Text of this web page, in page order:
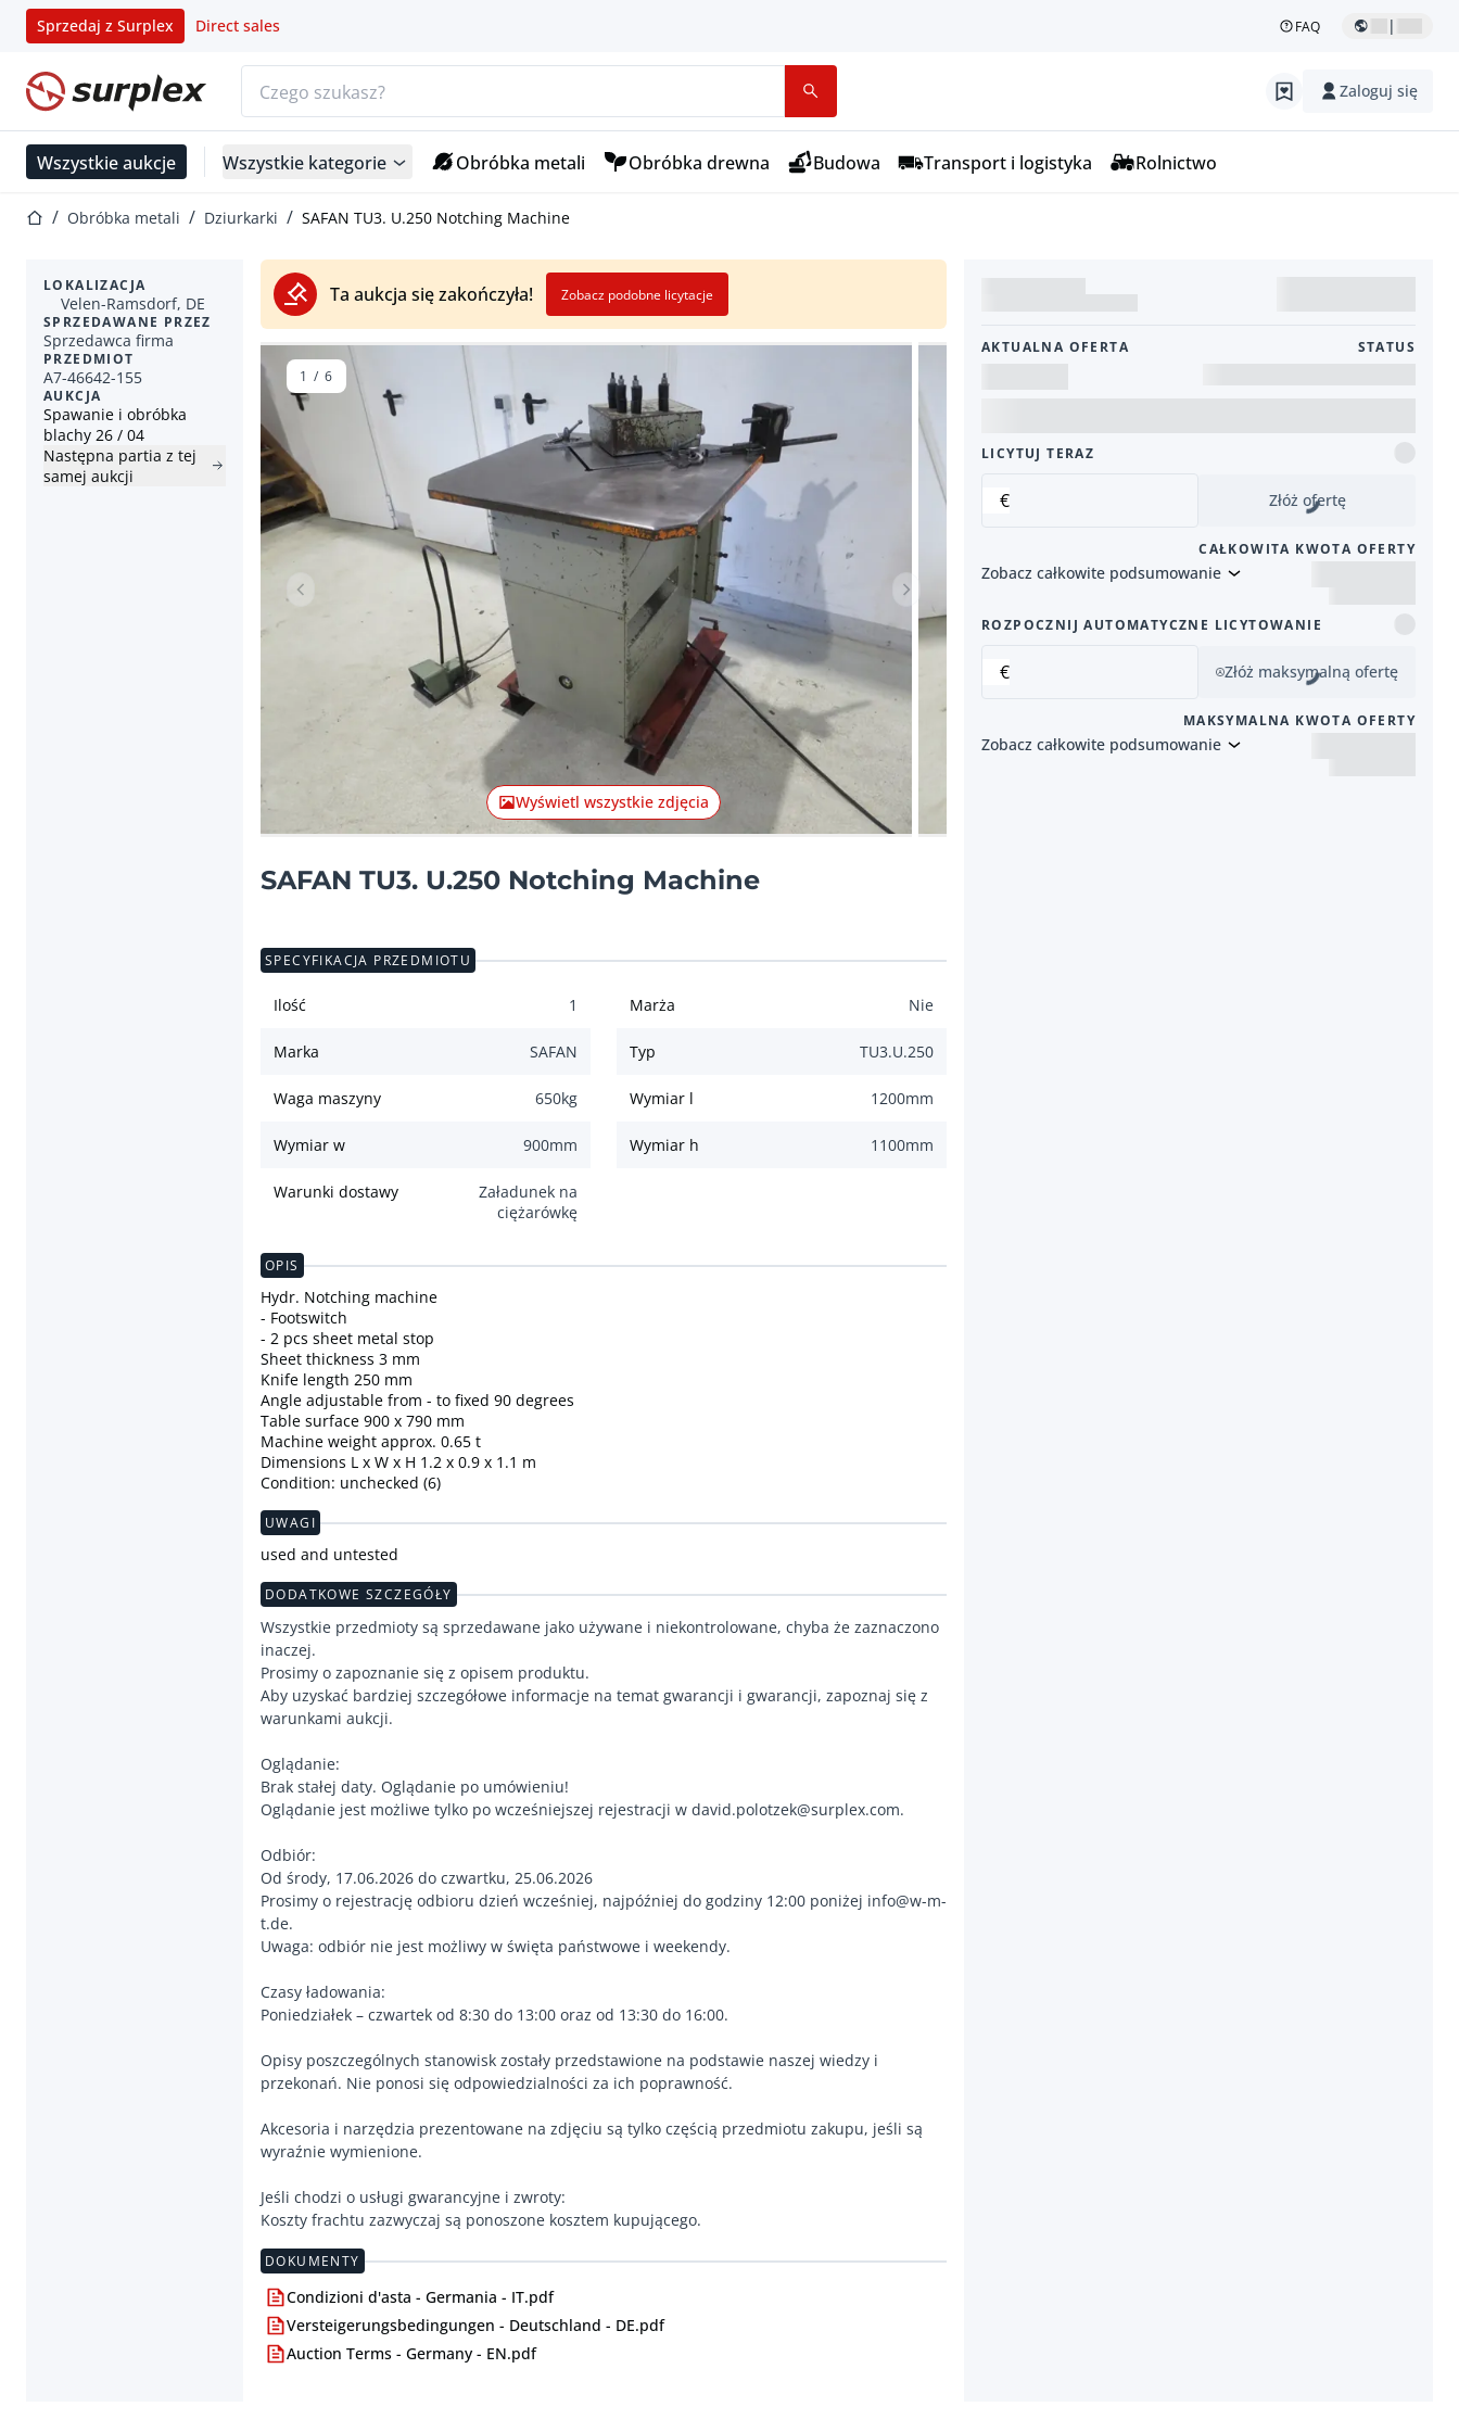
Sprzedaj z Surplex Direct sales FAQ |
Strona główna Zaloguj się
Wszystkie aukcje Wszystkie kategorie Obróbka metali Obróbka drewna Budowa Transport i logistyka Rolnictwo
Strona główna
Obróbka metali Dziurkarki SAFAN TU3. U.250 Notching Machine
Ta aukcja się zakończyła! Zobacz podobne licytacje
LOKALIZACJA
Velen-Ramsdorf, DE
SPRZEDAWANE PRZEZ
Sprzedawca firma
PRZEDMIOT
A7-46642-155
AUKCJA
Spawanie i obróbka
blachy 26 / 04
Następna partia z tej
samej aukcji
Poprzednia pozycja Następna pozycja
Wyświetl wszystkie zdjęcia
1 / 6
SAFAN TU3. U.250 Notching Machine
AKTUALNA OFERTA STATUS
LICYTUJ TERAZ
€ Złóż ofertę
CAŁKOWITA KWOTA OFERTY
Zobacz całkowite podsumowanie
ROZPOCZNIJ AUTOMATYCZNE LICYTOWANIE
€ Złóż maksymalną ofertę
MAKSYMALNA KWOTA OFERTY
Zobacz całkowite podsumowanie
SPECYFIKACJA PRZEDMIOTU
Ilość 1 Marża Nie
Marka SAFAN Typ TU3.U.250
Waga maszyny 650kg Wymiar l 1200mm
Wymiar w 900mm Wymiar h 1100mm
Warunki dostawy
Załadunek na
ciężarówkę
OPIS
Hydr. Notching machine
- Footswitch
- 2 pcs sheet metal stop
Sheet thickness 3 mm
Knife length 250 mm
Angle adjustable from - to fixed 90 degrees
Table surface 900 x 790 mm
Machine weight approx. 0.65 t
Dimensions L x W x H 1.2 x 0.9 x 1.1 m
Condition: unchecked (6)
UWAGI
used and untested
DODATKOWE SZCZEGÓŁY
Wszystkie przedmioty są sprzedawane jako używane i niekontrolowane, chyba że zaznaczono
inaczej.
Prosimy o zapoznanie się z opisem produktu.
Aby uzyskać bardziej szczegółowe informacje na temat gwarancji i gwarancji, zapoznaj się z
warunkami aukcji.
Oglądanie:
Brak stałej daty. Oglądanie po umówieniu!
Oglądanie jest możliwe tylko po wcześniejszej rejestracji w david.polotzek@surplex.com.
Odbiór:
Od środy, 17.06.2026 do czwartku, 25.06.2026
Prosimy o rejestrację odbioru dzień wcześniej, najpóźniej do godziny 12:00 poniżej info@w-m-
t.de.
Uwaga: odbiór nie jest możliwy w święta państwowe i weekendy.
Czasy ładowania:
Poniedziałek – czwartek od 8:30 do 13:00 oraz od 13:30 do 16:00.
Opisy poszczególnych stanowisk zostały przedstawione na podstawie naszej wiedzy i
przekonań. Nie ponosi się odpowiedzialności za ich poprawność.
Akcesoria i narzędzia prezentowane na zdjęciu są tylko częścią przedmiotu zakupu, jeśli są
wyraźnie wymienione.
Jeśli chodzi o usługi gwarancyjne i zwroty:
Koszty frachtu zazwyczaj są ponoszone kosztem kupującego.
DOKUMENTY
Condizioni d'asta - Germania - IT.pdf
Versteigerungsbedingungen - Deutschland - DE.pdf
Auction Terms - Germany - EN.pdf